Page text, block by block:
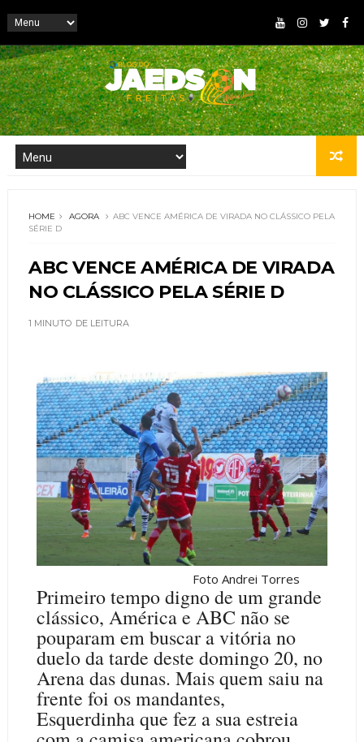
HOME AGORA
ABC VENCE AMÉRICA DE VIRADA NO CLÁSSICO PELA
SÉRIE D
ABC VENCE AMÉRICA DE VIRADA
NO CLÁSSICO PELA SÉRIE D
1 MINUTO DE LEITURA
Foto Andrei Torres
Primeiro tempo digno de um grande
clássico, América e ABC não se
pouparam em buscar a vitória no
duelo da tarde deste domingo 20, no
Arena das dunas. Mais quem saiu na
frente foi os mandantes,
Esquerdinha que fez a sua estreia